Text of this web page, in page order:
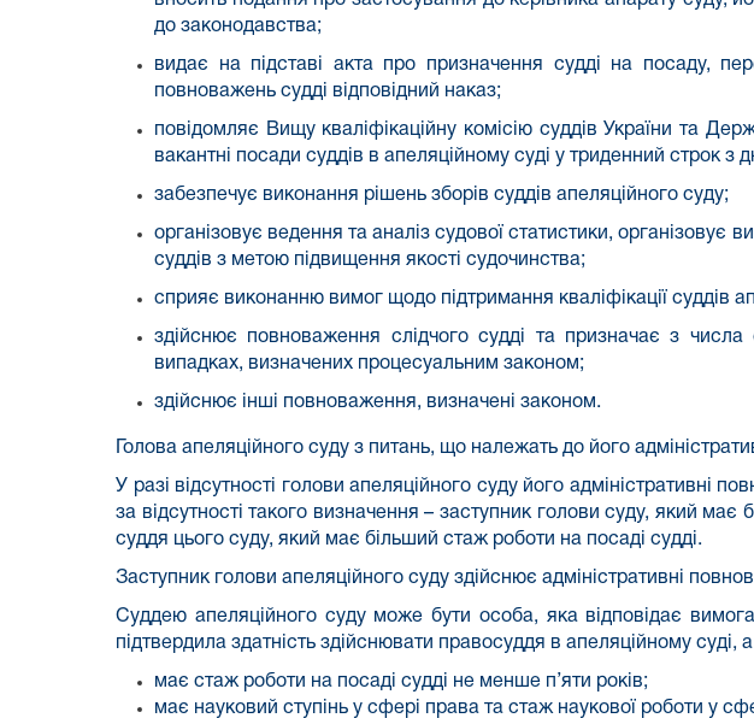
до законодавства;
видає на підставі акта про призначення судді на посаду,
повноважень судді відповідний наказ;
повідомляє Вищу кваліфікаційну комісію суддів України та
вакантні посади суддів в апеляційному суді у триденний строк з
забезпечує виконання рішень зборів суддів апеляційного суду;
організовує ведення та аналіз судової статистики, організовує
суддів з метою підвищення якості судочинства;
сприяє виконанню вимог щодо підтримання кваліфікації суддів
здійснює повноваження слідчого судді та призначає з
випадках, визначених процесуальним законом;
здійснює інші повноваження, визначені законом.
Голова апеляційного суду з питань, що належать до його
У разі відсутності голови апеляційного суду його адміністративні
за відсутності такого визначення – заступник голови суду, який має
суддя цього суду, який має більший стаж роботи на посаді судді.
Заступник голови апеляційного суду здійснює адміністративні
Суддею апеляційного суду може бути особа, яка відповідає
підтвердила здатність здійснювати правосуддя в апеляційному суді,
має стаж роботи на посаді судді не менше п’яти років;
має науковий ступінь у сфері права та стаж наукової роботи у